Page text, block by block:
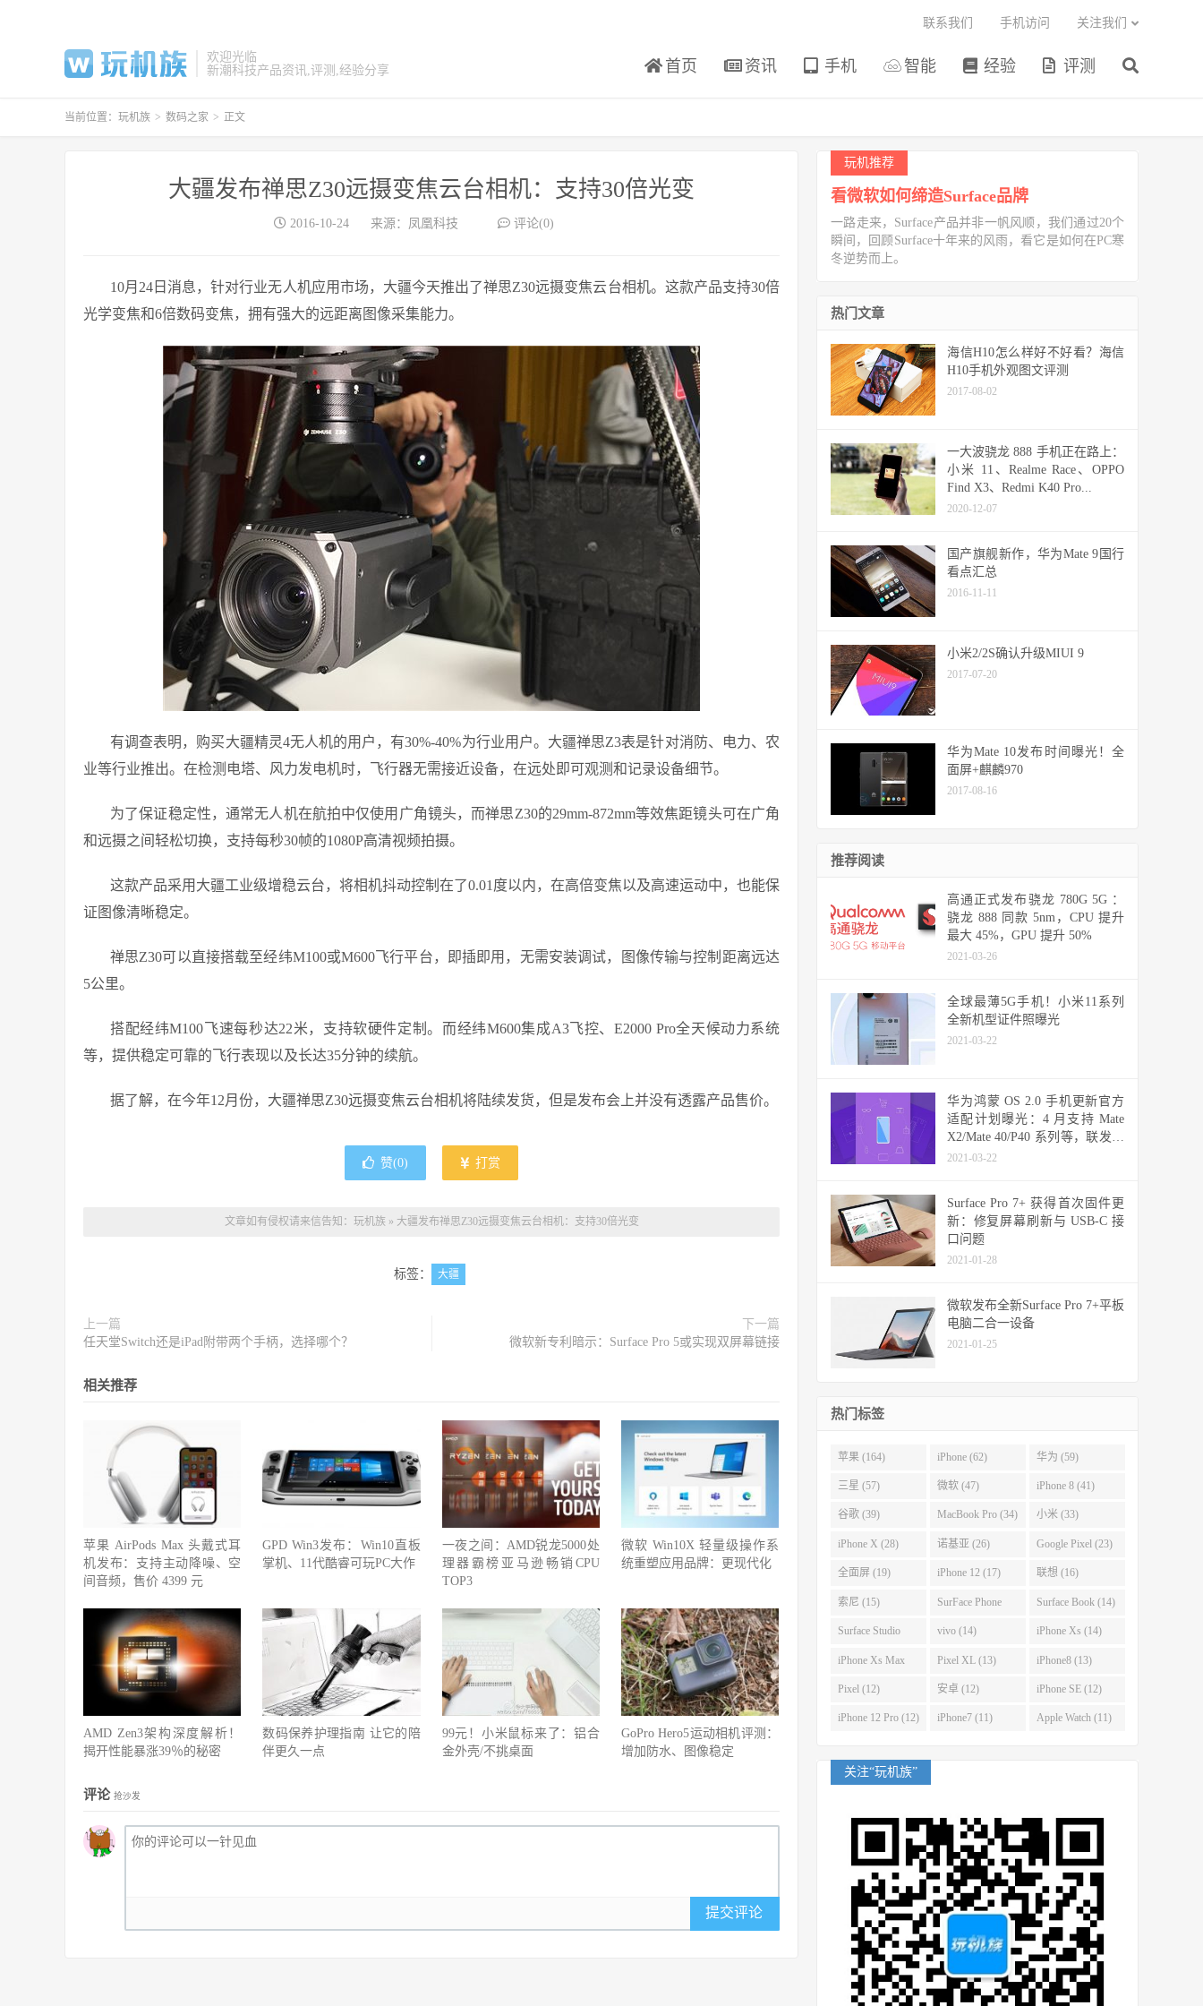
欢迎光临
新潮科技产品资讯,评测,经验分享
首页 资讯 手机 智能 经验 评测
联系我们 手机访问 关注我们
当前位置： 玩机族 > 数码之家 > 正文
大疆发布禅思Z30远摄变焦云台相机：支持30倍光变
2016-10-24 来源：凤凰科技 评论(0)
10月24日消息，针对行业无人机应用市场，大疆今天推出了禅思Z30远摄变焦云台相机。这款产品支持30倍
光学变焦和6倍数码变焦，拥有强大的远距离图像采集能力。
有调查表明，购买大疆精灵4无人机的用户，有30%-40%为行业用户。大疆禅思Z3表是针对消防、电力、农
业等行业推出。在检测电塔、风力发电机时，飞行器无需接近设备，在远处即可观测和记录设备细节。
为了保证稳定性，通常无人机在航拍中仅使用广角镜头，而禅思Z30的29mm-872mm等效焦距镜头可在广角
和远摄之间轻松切换，支持每秒30帧的1080P高清视频拍摄。
这款产品采用大疆工业级增稳云台，将相机抖动控制在了0.01度以内，在高倍变焦以及高速运动中，也能保
证图像清晰稳定。
禅思Z30可以直接搭载至经纬M100或M600飞行平台，即插即用，无需安装调试，图像传输与控制距离远达
5公里。
搭配经纬M100飞速每秒达22米，支持软硬件定制。而经纬M600集成A3飞控、E2000 Pro全天候动力系统
等，提供稳定可靠的飞行表现以及长达35分钟的续航。
据了解，在今年12月份，大疆禅思Z30远摄变焦云台相机将陆续发货，但是发布会上并没有透露产品售价。
赞(0) 打赏
文章如有侵权请来信告知： 玩机族 » 大疆发布禅思Z30远摄变焦云台相机：支持30倍光变
标签： 大疆
上一篇
任天堂Switch还是iPad附带两个手柄，选择哪个？
下一篇
微软新专利暗示：Surface Pro 5或实现双屏幕链接
相关推荐
苹果 AirPods Max 头戴式耳
机发布：支持主动降噪、空
间音频，售价 4399 元
GPD Win3发布：Win10直板
掌机、11代酷睿可玩PC大作
一夜之间：AMD锐龙5000处
理器霸榜亚马逊畅销CPU
TOP3
微软 Win10X 轻量级操作系
统重塑应用品牌：更现代化
AMD Zen3架构深度解析！
揭开性能暴涨39％的秘密
数码保养护理指南 让它的陪
伴更久一点
99元！小米鼠标来了：铝合
金外壳/不挑桌面
GoPro Hero5运动相机评测：
增加防水、图像稳定
评论 抢沙发
提交评论
玩机推荐
看微软如何缔造Surface品牌
一路走来，Surface产品并非一帆风顺，我们通过20个
瞬间，回顾Surface十年来的风雨，看它是如何在PC寒
冬逆势而上。
热门文章
海信H10怎么样好不好看？海信
H10手机外观图文评测
2017-08-02
一大波骁龙 888 手机正在路上：
小米 11、Realme Race、OPPO
Find X3、Redmi K40 Pro...
2020-12-07
国产旗舰新作，华为Mate 9国行
看点汇总
2016-11-11
小米2/2S确认升级MIUI 9
2017-07-20
华为Mate 10发布时间曝光！全
面屏+麒麟970
2017-08-16
推荐阅读
高通正式发布骁龙 780G 5G ：
骁龙 888 同款 5nm，CPU 提升
最大 45%，GPU 提升 50%
2021-03-26
全球最薄5G手机！小米11系列
全新机型证件照曝光
2021-03-22
华为鸿蒙 OS 2.0 手机更新官方
适配计划曝光：4 月支持 Mate
X2/Mate 40/P40 系列等，联发科
天玑机型可能无缘
2021-03-22
Surface Pro 7+ 获得首次固件更
新：修复屏幕刷新与 USB-C 接
口问题
2021-01-28
微软发布全新Surface Pro 7+平板
电脑二合一设备
2021-01-25
热门标签
苹果 (164) iPhone (62) 华为 (59)
三星 (57) 微软 (47) iPhone 8 (41)
谷歌 (39) MacBook Pro (34) 小米 (33)
iPhone X (28) 诺基亚 (26) Google Pixel (23)
全面屏 (19) iPhone 12 (17) 联想 (16)
索尼 (15) SurFace Phone
(14)
Surface Book (14)
Surface Studio
(14)
vivo (14) iPhone Xs (14)
iPhone Xs Max
(14)
Pixel XL (13) iPhone8 (13)
Pixel (12) 安卓 (12) iPhone SE (12)
iPhone 12 Pro (12) iPhone7 (11) Apple Watch (11)
关注“玩机族”